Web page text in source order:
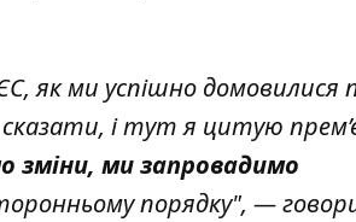
як ми успішно домовилися
і тут я цитую
зміни, ми запровадимо
порядку", —